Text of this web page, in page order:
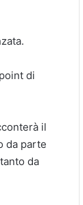
di
il
da parte
da